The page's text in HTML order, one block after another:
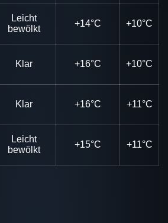
Leicht
bewölkt
+14°C +10°C
Klar +16°C +10°C
Klar +16°C +11°C
Leicht
bewölkt
+15°C +11°C